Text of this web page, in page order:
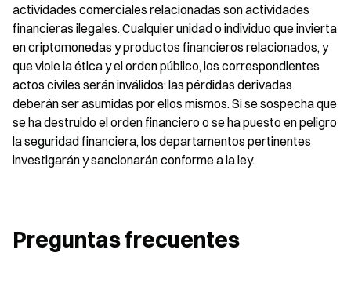
actividades comerciales relacionadas son actividades
financieras ilegales. Cualquier unidad o individuo que invierta
en criptomonedas y productos financieros relacionados, y
que viole la ética y el orden público, los correspondientes
actos civiles serán inválidos; las pérdidas derivadas
deberán ser asumidas por ellos mismos. Si se sospecha que
se ha destruido el orden financiero o se ha puesto en peligro
la seguridad financiera, los departamentos pertinentes
investigarán y sancionarán conforme a la ley.
Preguntas frecuentes